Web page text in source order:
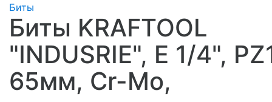
Биты
Биты KRAFTOOL
"INDUSRIE", E 1/4",
65мм, Cr-Mo,